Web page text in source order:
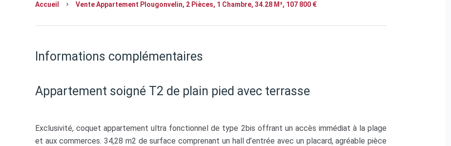
Accueil Vente Appartement Plougonvelin, 2 Pièces, 1 Chambre, 34.28 M², 107 800 €
Informations complémentaires
Appartement soigné T2 de plain pied avec terrasse
Exclusivité, coquet appartement ultra fonctionnel de type 2bis offrant un accès immédiat à la plage
et aux commerces. 34,28 m2 de surface comprenant un hall d’entrée avec un placard, agréable pièce